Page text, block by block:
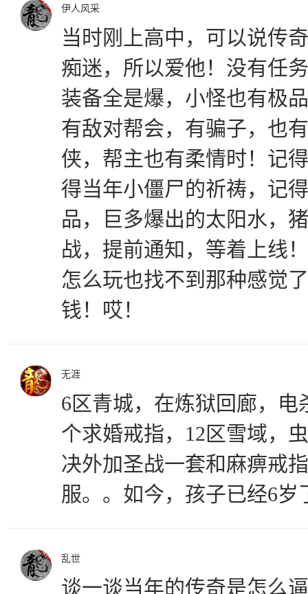
伊人风采
当时刚上高中，可以说传
痴迷，所以爱他！没有任
装备全是爆，小怪也有极
有敌对帮会，有骗子，也
侠，帮主也有柔情时！记
得当年小僵尸的祈祷，记
品，巨多爆出的太阳水，
战，提前通知，等着上线
怎么玩也找不到那种感觉
钱！哎！
无涯
6区青城，在炼狱回廊，
个求婚戒指，12区雪域，
决外加圣战一套和麻痹戒
服。。如今，孩子已经6岁
乱世
谈一谈当年的传奇是怎么